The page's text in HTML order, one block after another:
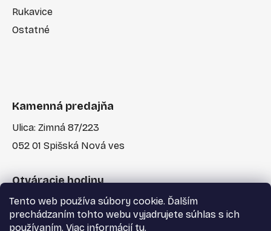
Tento web používa súbory cookie. Ďalším
prechádzaním tohto webu vyjadrujete súhlas s ich
používaním. Viac informácií tu.
Rukavice
Ostatné
Kamenná predajňa
Ulica: Zimná 87/223
052 01 Spišská Nová ves
Otváracie hodiny
Po-Pia: 7:30 - 17:00